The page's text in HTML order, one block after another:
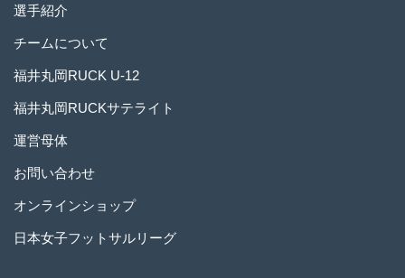
選手紹介
チームについて
福井丸岡RUCK U-12
福井丸岡RUCKサテライト
運営母体
お問い合わせ
オンラインショップ
日本女子フットサルリーグ